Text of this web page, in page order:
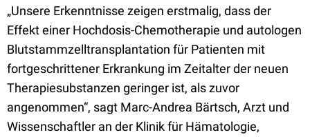
„Unsere Erkenntnisse zeigen erstmalig, dass der
Effekt einer Hochdosis-Chemotherapie und autologen
Blutstammzelltransplantation für Patienten mit
fortgeschrittener Erkrankung im Zeitalter der neuen
Therapiesubstanzen geringer ist, als zuvor
angenommen“, sagt Marc-Andrea Bärtsch, Arzt und
Wissenschaftler an der Klinik für Hämatologie,